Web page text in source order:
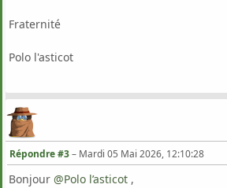
Fraternité
Polo l'asticot
Répondre #3– Mardi 05 Mai 2026, 12:10:28
Bonjour @Polo l’asticot ‍ ,